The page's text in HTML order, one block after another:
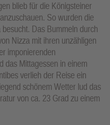
blieb für die Königsteiner
So wurden die
Das Bummeln durch
Nizza mit ihren unzähligen
imponierenden
das Mittagessen in einem
verlieh der Reise ein
schönem Wetter lud das
von ca. 23 Grad zu einem